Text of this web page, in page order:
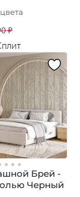
цвета
₽
Брей -
Черный